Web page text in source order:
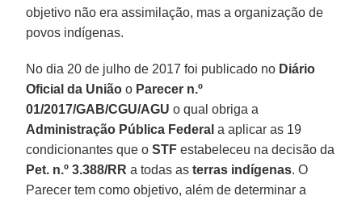
objetivo não era assimilação, mas a organização de
povos indígenas.
No dia 20 de julho de 2017 foi publicado no Diário
Oficial da União o Parecer n.º
01/2017/GAB/CGU/AGU o qual obriga a
Administração Pública Federal a aplicar as 19
condicionantes que oSTF estabeleceu na decisão da
Pet. n.º 3.388/RR a todas asterras indígenas. O
Parecer tem como objetivo, além de determinar a